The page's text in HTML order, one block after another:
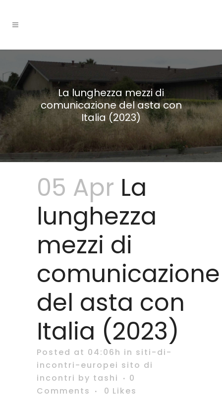
La lunghezza mezzi di
comunicazione del asta con
Italia (2023)
05 Apr La
lunghezza
mezzi di
comunicazione
del asta con
Italia (2023)
Posted at 04:06h in siti-di-
incontri-europei sito di
incontri by tashi
0
Comments
0 Likes